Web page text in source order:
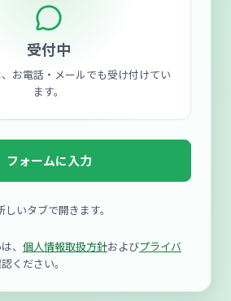
受付中
お電話・メールでも受け付けてい
ます。
フォームに入力
いタブで開きます。
、 個人情報取扱方針およびプライバ
ください。